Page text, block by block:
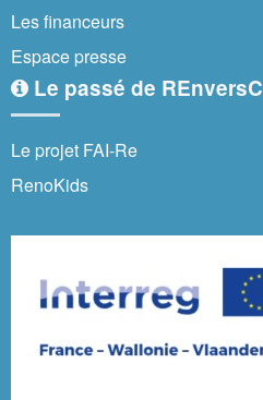
Les financeurs
Espace presse
Le passé de REnversC
Le projet FAI-Re
RenoKids